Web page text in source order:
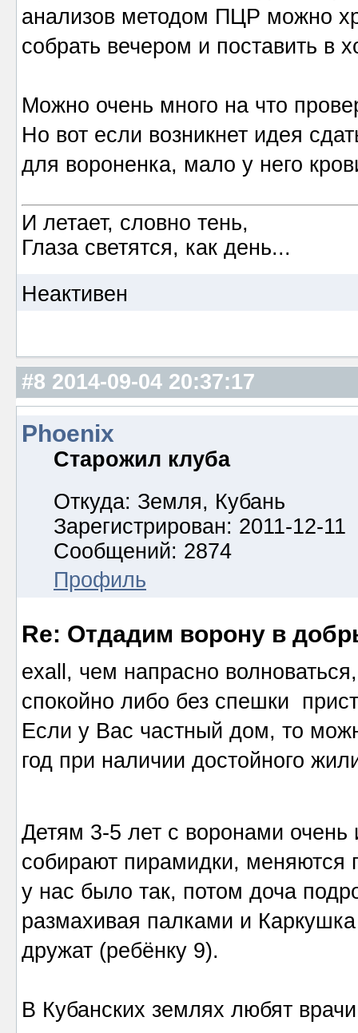
анализов методом ПЦР можно
собрать вечером и поставить в
Можно очень много на что
Но вот если возникнет идея
для вороненка, мало у него
И летает, словно тень,
Глаза светятся, как день...
Неактивен
#8 2014-09-04 20:37:17
Phoenix
Старожил клуба
Откуда: Земля, Кубань
Зарегистрирован: 2011-12-11
Сообщений: 2874
Профиль
Re: Отдадим ворону в
exall, чем напрасно
спокойно либо без спешки
Если у Вас частный дом, то
год при наличии достойного
Детям 3-5 лет с воронами
собирают пирамидки, меняются
у нас было так, потом доча
размахивая палками и
дружат (ребёнку 9).
В Кубанских землях любят